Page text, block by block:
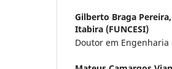
Gilberto Braga Pereira,
Itabira (FUNCESI)
Doutor em Engenharia